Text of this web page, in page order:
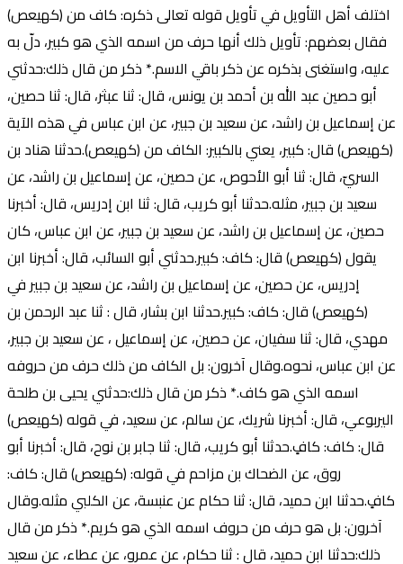
اختلف أهل التأويل في تأويل قوله تعالى ذكره: كاف من (كهيعص)
فقال بعضهم: تأويل ذلك أنها حرف من اسمه الذي هو كبير، دلّ به
عليه، واستغنى بذكره عن ذكر باقي الاسم.* ذكر من قال ذلك:حدثني
أبو حصين عبد الله بن أحمد بن يونس، قال: ثنا عبثر، قال: ثنا حصين،
عن إسماعيل بن راشد، عن سعيد بن جبير، عن ابن عباس في هذه الآية
(كهيعص) قال: كبير، يعني بالكبير: الكاف من (كهيعص).حدثنا هناد بن
السريّ، قال: ثنا أبو الأحوص، عن حصين، عن إسماعيل بن راشد، عن
سعيد بن جبير، مثله.حدثنا أبو كريب، قال: ثنا ابن إدريس، قال: أخبرنا
حصين، عن إسماعيل بن راشد، عن سعيد بن جبير، عن ابن عباس، كان
يقول (كهيعص) قال: كاف: كبير.حدثني أبو السائب، قال: أخبرنا ابن
إدريس، عن حصين، عن إسماعيل بن راشد، عن سعيد بن جبير في
(كهيعص) قال: كاف: كبير.حدثنا ابن بشار، قال : ثنا عبد الرحمن بن
مهدي، قال: ثنا سفيان، عن حصين، عن إسماعيل ، عن سعيد بن جبير،
عن ابن عباس، نحوه.وقال آخرون: بل الكاف من ذلك حرف من حروفه
اسمه الذي هو كاف.* ذكر من قال ذلك:حدثني يحيى بن طلحة
اليربوعي، قال: أخبرنا شريك، عن سالم، عن سعيد، في قوله (كهيعص)
قال: كاف: كافٍ.حدثنا أبو كريب، قال: ثنا جابر بن نوح، قال: أخبرنا أبو
روق، عن الضحاك بن مزاحم في قوله: (كهيعص) قال: كاف:
كافٍ.حدثنا ابن حميد، قال: ثنا حكام عن عنبسة، عن الكلبي مثله.وقال
آخرون: بل هو حرف من حروف اسمه الذي هو كريم.* ذكر من قال
ذلك:حدثنا ابن حميد، قال : ثنا حكام، عن عمرو، عن عطاء، عن سعيد